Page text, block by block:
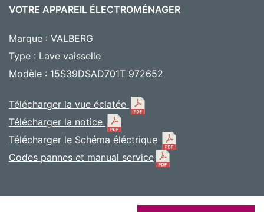
VOTRE APPAREIL ÉLECTROMÉNAGER
Marque : VALBERG
Type : Lave vaisselle
Modèle : 15S39DSAD701T 972652
Télécharger la vue éclatée
Télécharger la notice
Télécharger le Schéma éléctrique
Codes pannes et manual service